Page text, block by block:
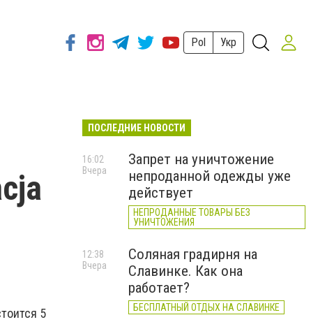
Pol Укр
5
ПОСЛЕДНИЕ НОВОСТИ
Запрет на уничтожение
непроданной одежды уже
действует
НЕПРОДАННЫЕ ТОВАРЫ БЕЗ
УНИЧТОЖЕНИЯ
16:02
Вчера
Соляная градирня на
Славинке. Как она
работает?
БЕСПЛАТНЫЙ ОТДЫХ НА СЛАВИНКЕ
12:38
Вчера